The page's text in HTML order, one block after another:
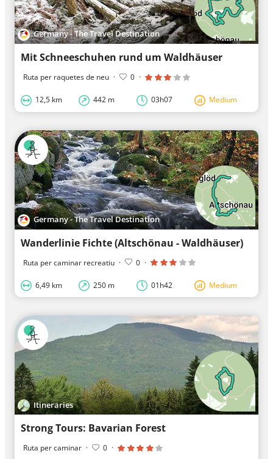
Germany - The Travel Destination
Mit Schneeschuhen rund um Waldhäuser
Ruta per raquetes de neu · 0 ·
12,5 km 442 m 03h07 Medium
Germany - The Travel Destination
Wanderlinie Fichte (Altschönau - Waldhäuser)
Ruta per caminar recreatiu · 0 ·
6,49 km 250 m 01h42 Medium
Itineraries
Strong Tours: Bavarian Forest
Ruta per caminar · 0 ·